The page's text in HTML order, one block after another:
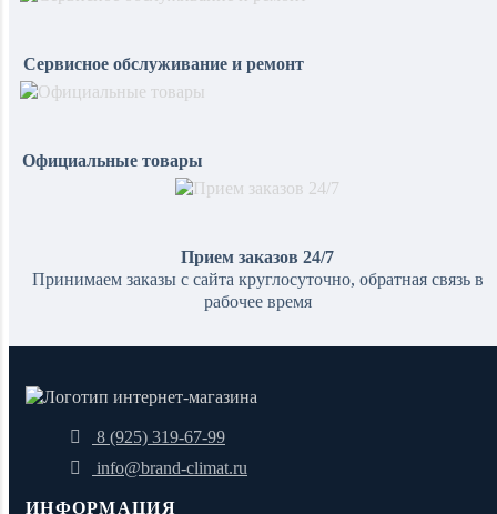
Сервисное обслуживание и ремонт
Официальные товары
Прием заказов 24/7
Принимаем заказы с сайта круглосуточно, обратная связь в
рабочее время
8 (925) 319-67-99
info@brand-climat.ru
ИНФОРМАЦИЯ